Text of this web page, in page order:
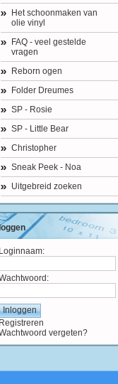
Het schoonmaken van
olie vinyl
FAQ - veel gestelde
vragen
Reborn ogen
Folder Dreumes
SP - Rosie
SP - Little Bear
Christopher
Sneak Peek - Noa
Uitgebreid zoeken
Loginnaam:
Registreren
vergeten?